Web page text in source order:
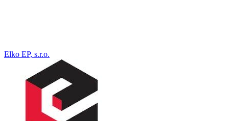
Elko EP, s.r.o.